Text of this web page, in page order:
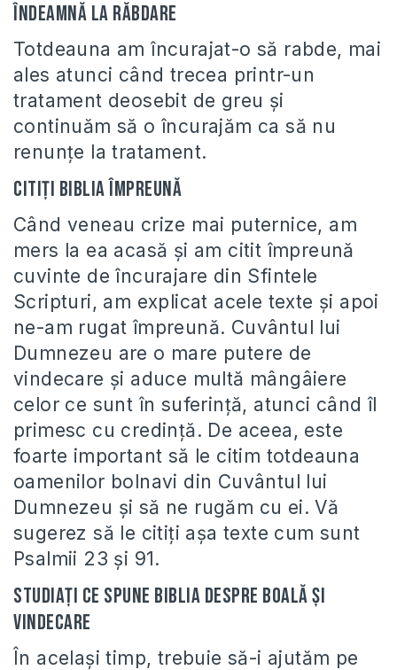
Îndeamnă la răbdare
Totdeauna am încurajat-o să rabde, mai
ales atunci când trecea printr-un
tratament deosebit de greu și
continuăm să o încurajăm ca să nu
renunțe la tratament.
Citiți Biblia împreună
Când veneau crize mai puternice, am
mers la ea acasă și am citit împreună
cuvinte de încurajare din Sfintele
Scripturi, am explicat acele texte și apoi
ne-am rugat împreună. Cuvântul lui
Dumnezeu are o mare putere de
vindecare și aduce multă mângâiere
celor ce sunt în suferință, atunci când îl
primesc cu credință. De aceea, este
foarte important să le citim totdeauna
oamenilor bolnavi din Cuvântul lui
Dumnezeu și să ne rugăm cu ei. Vă
sugerez să le citiți așa texte cum sunt
Psalmii 23 și 91.
Studiați ce spune Biblia despre boală și
vindecare
În același timp, trebuie să-i ajutăm pe